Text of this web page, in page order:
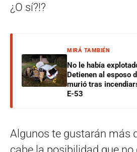
¿O sí?!?
MIRÁ TAMBIÉN
No le había
Detienen al esposo
murió tras
E-53
Algunos te gustarán más